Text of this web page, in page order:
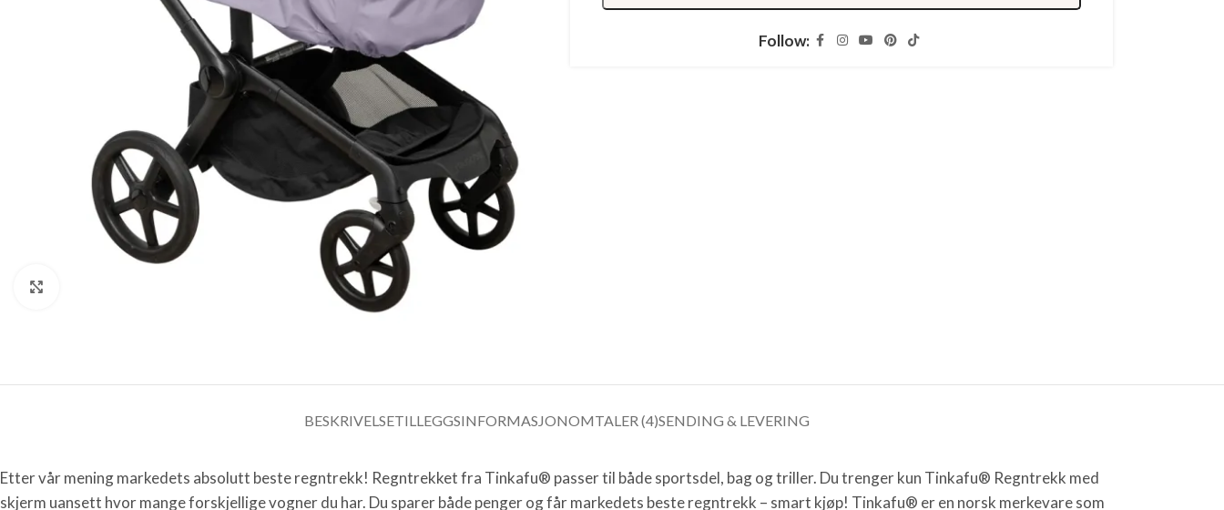
Follow:
BESKRIVELSETILLEGGSINFORMASJONOMTALER (4)SENDING & LEVERING
Etter vår mening markedets absolutt beste regntrekk! Regntrekket fra Tinkafu® passer til både sportsdel, bag og triller. Du trenger kun Tinkafu® Regntrekk med
skjerm uansett hvor mange forskjellige vogner du har. Du sparer både penger og får markedets beste regntrekk – smart kjøp! Tinkafu® er en norsk merkevare som